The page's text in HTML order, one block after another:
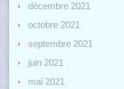
décembre 2021
octobre 2021
septembre 2021
juin 2021
mai 2021